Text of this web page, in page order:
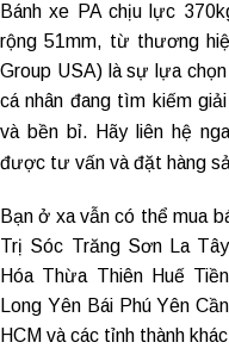
Bánh xe PA chịu lực
rộng 51mm, từ thương
Group USA) là sự lựa
cá nhân đang tìm kiếm
và bền bỉ. Hãy liên hệ
được tư vấn và đặt hàng
Bạn ở xa vẫn có thể mua
Trị Sóc Trăng Sơn La
Hóa Thừa Thiên Huế
Long Yên Bái Phú Yên
HCM và các tỉnh thành